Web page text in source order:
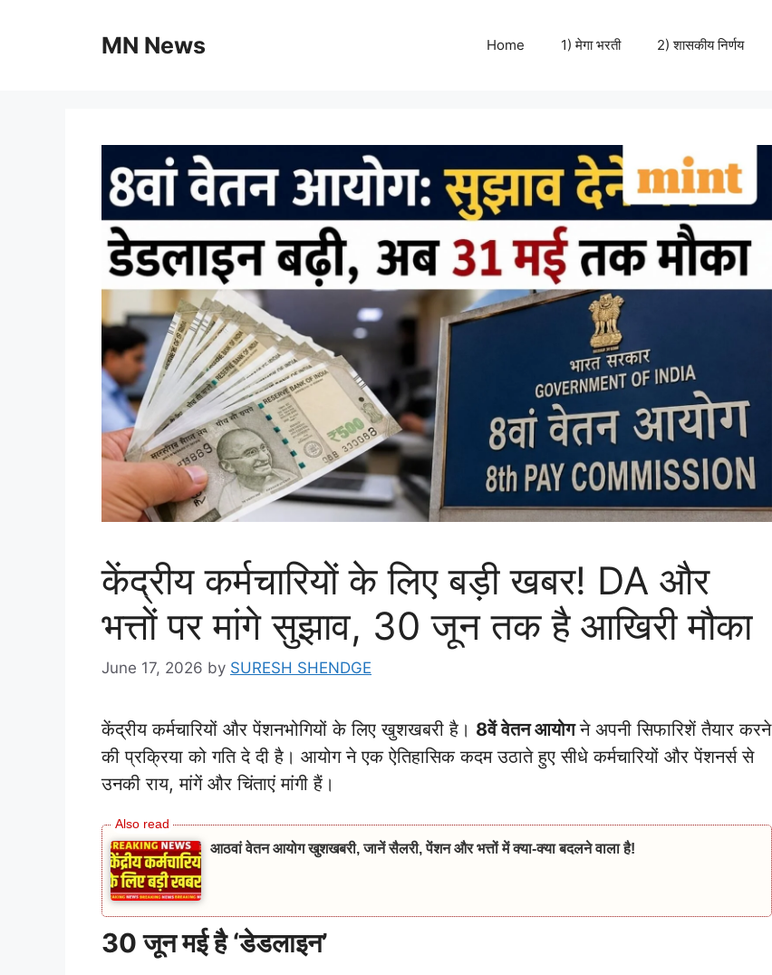
MN News Home 1) मेगा भरती 2) शासकीय निर्णय
केंद्रीय कर्मचारियों के लिए बड़ी खबर! DA और
भत्तों पर मांगे सुझाव, 30 जून तक है आखिरी मौका
June 17, 2026 by SURESH SHENDGE
केंद्रीय कर्मचारियों और पेंशनभोगियों के लिए खुशखबरी है। 8वें वेतन आयोगने अपनी सिफारिशें तैयार करने
की प्रक्रिया को गति दे दी है। आयोग ने एक ऐतिहासिक कदम उठाते हुए सीधे कर्मचारियों और पेंशनर्स से
उनकी राय, मांगें और चिंताएं मांगी हैं।
आठवां वेतन आयोग खुशखबरी, जानें सैलरी, पेंशन और भत्तों में क्या-क्या बदलने वाला है!
30 जून मई है ‘डेडलाइन’